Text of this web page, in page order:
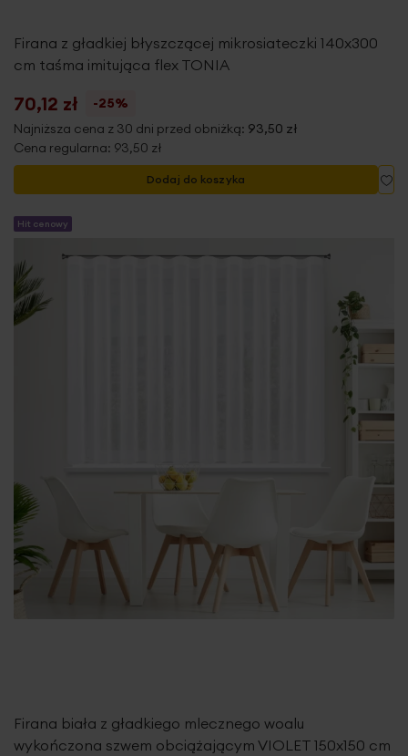
Firana z gładkiej błyszczącej mikrosiateczki 140x300
cm taśma imitująca flex TONIA
70,12 zł
-25%
Najniższa cena z 30 dni przed obniżką: 93,50 zł
Cena regularna: 93,50 zł
Dodaj do koszyka
Hit cenowy
Firana biała z gładkiego mlecznego woalu
wykończona szwem obciążającym VIOLET 150x150 cm